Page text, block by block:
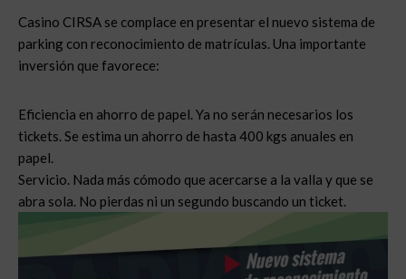
Casino CIRSA se complace en presentar el nuevo sistema de
parking con reconocimiento de matrículas. Una importante
inversión que favorece:
Eficiencia en ahorro de papel. Ya no serán necesarios los
tickets. Se estima un ahorro de hasta 400 kgs anuales en
papel.
Servicio. Nada más cómodo que acercarse a la valla y que se
abra sola. No pierdas ni un segundo buscando un ticket.